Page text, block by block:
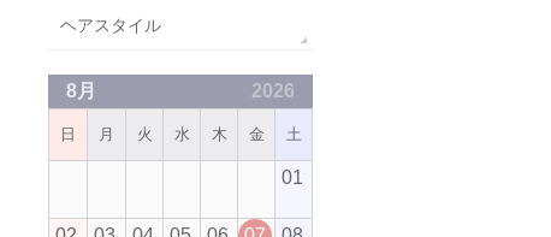
ヘアスタイル
8月 2026
日 月 火 水 木 金 土
01